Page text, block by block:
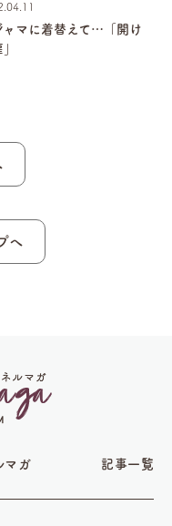
ャマに着替えて…「開け
へ
マガ 記事一覧